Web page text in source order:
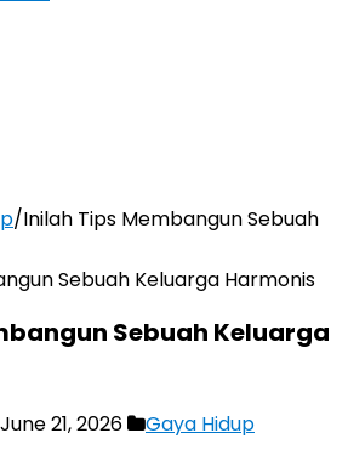
/Inilah Tips Membangun Sebuah
Sebuah Keluarga
June 21, 2026 Gaya Hidup